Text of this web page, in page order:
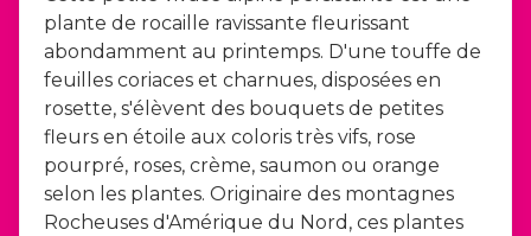
plante de rocaille ravissante fleurissant
abondamment au printemps. D'une touffe de
feuilles coriaces et charnues, disposées en
rosette, s'élèvent des bouquets de petites
fleurs en étoile aux coloris très vifs, rose
pourpré, roses, crème, saumon ou orange
selon les plantes. Originaire des montagnes
Rocheuses d'Amérique du Nord, ces plantes